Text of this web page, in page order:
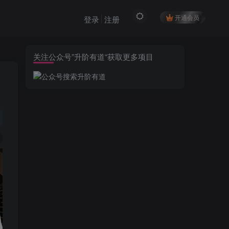
开通会员
登录 注册
关注公众号”升阶有道“获取更多项目